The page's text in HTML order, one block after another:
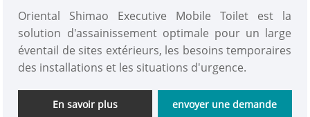
Oriental Shimao Executive Mobile Toilet est la
solution d'assainissement optimale pour un large
éventail de sites extérieurs, les besoins temporaires
des installations et les situations d'urgence.
En savoir plus envoyer une demande